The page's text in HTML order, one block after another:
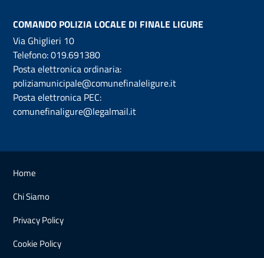
COMANDO POLIZIA LOCALE DI FINALE LIGURE
Via Ghiglieri 10
Telefono:019.691380
Posta elettronica ordinaria:
poliziamunicipale@comunefinaleligure.it
Posta elettronica PEC:
comunefinaligure@legalmail.it
Home
Chi Siamo
Privacy Policy
Cookie Policy